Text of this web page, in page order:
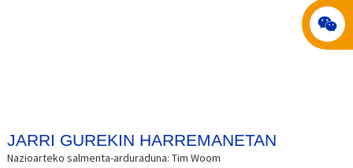
JARRI GUREKIN HARREMANETAN
Nazioarteko salmenta-arduraduna: Tim Woom